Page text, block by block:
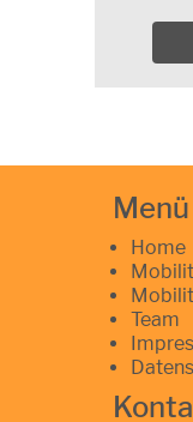
Menü
Home
Team